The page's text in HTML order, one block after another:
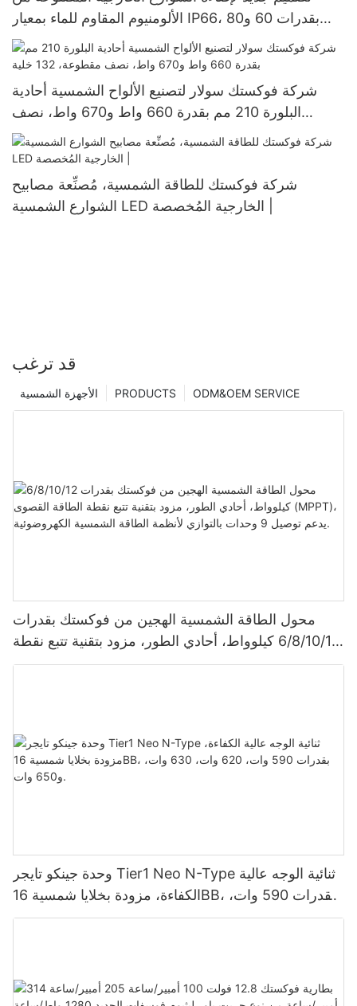
الألومنيوم المقاوم للماء بمعيار IP66، بقدرات 60 و80
و100 واط، تعمل بالطاقة الشمسية بتقنية LED
شركة فوكستك سولار لتصنيع الألواح الشمسية أحادية
البلورة 210 مم بقدرة 660 واط و670 واط، نصف
مقطوعة، 132 خلية
شركة فوكستك للطاقة الشمسية، مُصنِّعة مصابيح
قد ترغب
ODM&OEM SERVICE
PRODUCTS الأجهزة الشمسية
محول الطاقة الشمسية الهجين من فوكستك بقدرات
6/8/10/12 كيلوواط، أحادي الطور، مزود بتقنية تتبع نقطة
الطاقة القصوى (MPPT)، يدعم توصيل 9 وحدات بالتوازي
وحدة جينكو تايجر Tier1 Neo N-Type ثنائية الوجه عالية
الكفاءة، مزودة بخلايا شمسية 16BB، بقدرات 590 وات،
620 وات، 630 وات، و650 وات.